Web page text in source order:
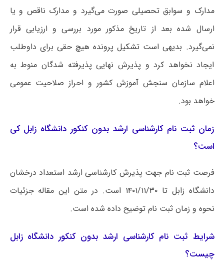
مدارک و سوابق تحصیلی صورت می‌گیرد و مدارک ناقص و یا
ارسال شده بعد از تاریخ مذکور مورد بررسی و ارزیابی قرار
نمی‌گیرد. بدیهی است تشکیل پرونده هیچ حقی برای داوطلب
ایجاد نخواهد کرد و پذیرش نهایی پذیرفته شدگان منوط به
اعلام سازمان سنجش آموزش کشور و احراز صلاحیت عمومی
خواهد بود.
زمان ثبت نام کارشناسی ارشد بدون کنکور دانشگاه زابل کی
است؟
فرصت ثبت نام جهت پذیرش کارشناسی ارشد استعداد درخشان
دانشگاه زابل تا ۱۴۰۱/۱۱/۳۰ است. در متن این مقاله جزئیات
نحوه و زمان ثبت نام توضیح داده شده است.
شرایط ثبت نام کارشناسی ارشد بدون کنکور دانشگاه زابل
چیست؟